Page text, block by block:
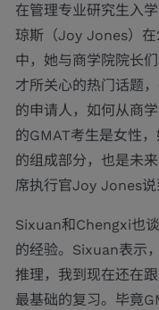
在管理专业研究生入
琼斯（Joy Jones）
中，她与商学院院长
才所关心的热门话题
的申请人，如何从商
的GMAT考生是女性
的组成部分，也是未
席执行官Joy Jones说
Sixuan和Chengxi也
的经验。Sixuan表示
推理，我到现在还在
最基础的复习。毕竟